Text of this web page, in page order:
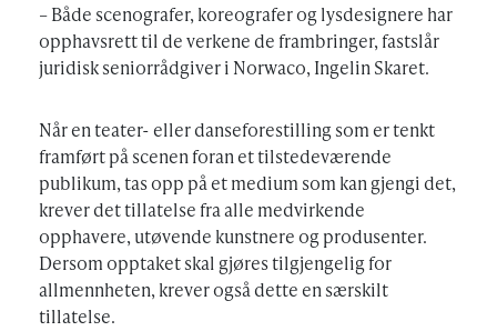
– Både scenografer, koreografer og lysdesignere har
opphavsrett til de verkene de frambringer, fastslår
juridisk seniorrådgiver i Norwaco, Ingelin Skaret.
Når en teater- eller danseforestilling som er tenkt
framført på scenen foran et tilstedeværende
publikum, tas opp på et medium som kan gjengi det,
krever det tillatelse fra alle medvirkende
opphavere, utøvende kunstnere og produsenter.
Dersom opptaket skal gjøres tilgjengelig for
allmennheten, krever også dette en særskilt
tillatelse.